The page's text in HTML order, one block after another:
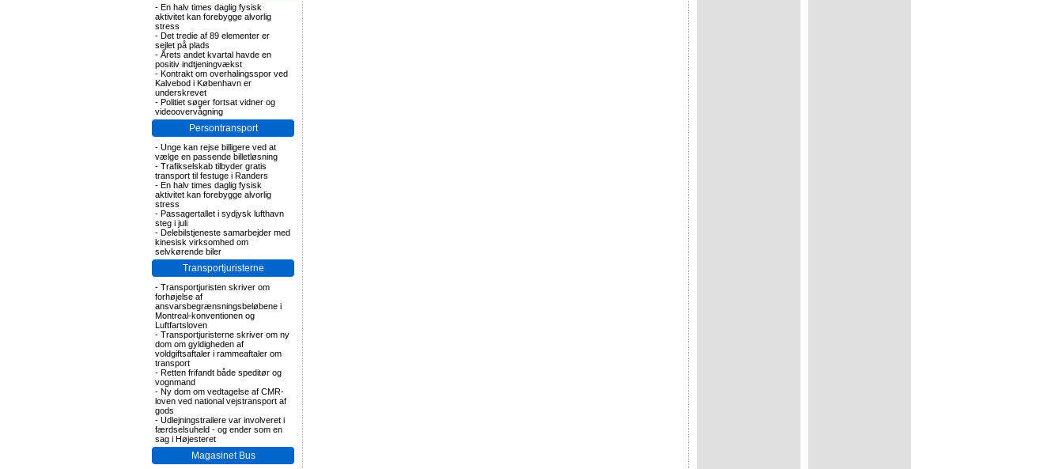
- En halv times daglig fysisk
aktivitet kan forebygge alvorlig
stress
- Det tredie af 89 elementer er
sejlet på plads
- Årets andet kvartal havde en
positiv indtjeningvækst
- Kontrakt om overhalingsspor ved
Kalvebod i København er
underskrevet
- Politiet søger fortsat vidner og
videoovervågning
Persontransport
- Unge kan rejse billigere ved at
vælge en passende billetløsning
- Trafikselskab tilbyder gratis
transport til festuge i Randers
- En halv times daglig fysisk
aktivitet kan forebygge alvorlig
stress
- Passagertallet i sydjysk lufthavn
steg i juli
- Delebilstjeneste samarbejder med
kinesisk virksomhed om
selvkørende biler
Transportjuristerne
- Transportjuristen skriver om
forhøjelse af
ansvarsbegrænsningsbeløbene i
Montreal-konventionen og
Luftfartsloven
- Transportjuristerne skriver om ny
dom om gyldigheden af
voldgiftsaftaler i rammeaftaler om
transport
- Retten frifandt både speditør og
vognmand
- Ny dom om vedtagelse af CMR-
loven ved national vejstransport af
gods
- Udlejningstrailere var involveret i
færdselsuheld - og ender som en
sag i Højesteret
Magasinet Bus